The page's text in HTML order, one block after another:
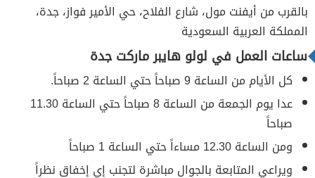
بالقرب من أيفنت مول، شارع الفلاح، حي الأمير فواز، جدة،
المملكة العربية السعودية
ساعات العمل في لولو هايبر ماركت جدة
كل الأيام من الساعة 9 صباحاً حتي الساعة 2 صباحاً.
عدا يوم الجمعة من الساعة 8 صباحاً حتي الساعة 11.30
صباحاً
ومن الساعة 12.30 مساءاً حتي الساعة 1 صباحاً
ويراعي المتابعة بالجوال مباشرة لتجنب إي إخفاق نظراً